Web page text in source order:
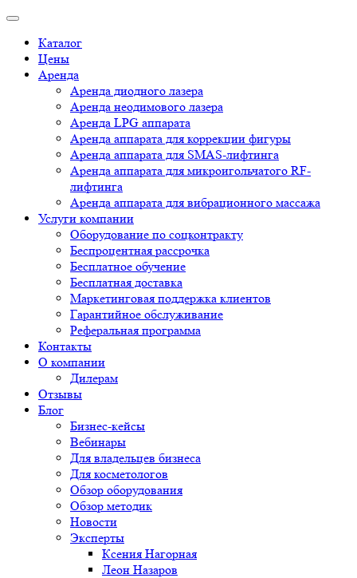
Каталог
Цены
Аренда
Аренда диодного лазера
Аренда неодимового лазера
Аренда LPG аппарата
Аренда аппарата для коррекции фигуры
Аренда аппарата для SMAS-лифтинга
Аренда аппарата для микроигольчатого RF-
лифтинга
Аренда аппарата для вибрационного массажа
Услуги компании
Оборудование по соцконтракту
Беспроцентная рассрочка
Бесплатное обучение
Бесплатная доставка
Маркетинговая поддержка клиентов
Гарантийное обслуживание
Реферальная программа
Контакты
О компании
Дилерам
Отзывы
Блог
Бизнес-кейсы
Вебинары
Для владельцев бизнеса
Для косметологов
Обзор оборудования
Обзор методик
Новости
Эксперты
Ксения Нагорная
Леон Назаров